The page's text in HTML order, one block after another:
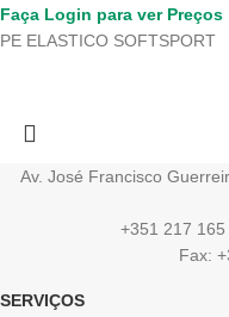
Faça Login para ver Preços
PE ELASTICO SOFTSPORT
Av. José Francisco
+351 217
Fax:
SERVIÇOS